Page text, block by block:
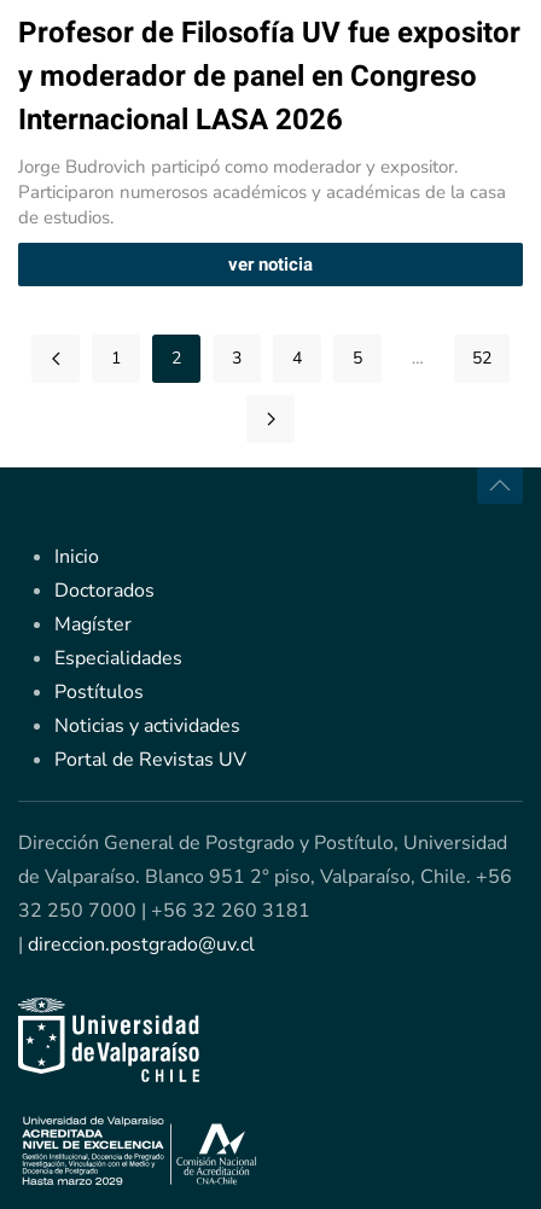
Profesor de Filosofía UV fue expositor
y moderador de panel en Congreso
Internacional LASA 2026
Jorge Budrovich participó como moderador y expositor.
Participaron numerosos académicos y académicas de la casa
de estudios.
ver noticia
1 2 3 4 5 … 52
Inicio
Doctorados
Magíster
Especialidades
Postítulos
Noticias y actividades
Portal de Revistas UV
Dirección General de Postgrado y Postítulo, Universidad
de Valparaíso. Blanco 951 2° piso, Valparaíso, Chile. +56
32 250 7000 | +56 32 260 3181
| direccion.postgrado@uv.cl